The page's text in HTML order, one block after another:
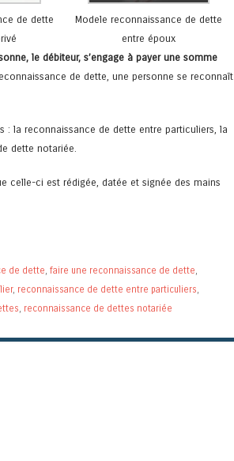
de dette
Modele reconnaissance de dette
entre époux
le débiteur, s’engage à payer une somme
de dette, une personne se reconnaît
la reconnaissance de dette entre particuliers, la
dette notariée.
celle-ci est rédigée, datée et signée des mains
de dette faire une reconnaissance de dette
, reconnaissance de dette entre particuliers
reconnaissance de dettes notariée